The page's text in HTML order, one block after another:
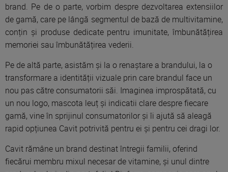
brand. Pe de o parte, vorbim despre dezvoltarea extensiilor
de gamă, care pe lângă segmentul de bază de multivitamine,
conțin și produse dedicate pentru imunitate, îmbunătățirea
memoriei sau îmbunătățirea vederii.
Pe de altă parte, asistăm și la o renaștare a brandului, la o
transformare a identității vizuale prin care brandul face un
nou pas către consumatorii săi. Imaginea improspătată, cu
un nou logo, mascota leuț și indicatii clare despre fiecare
gamă, vine în sprijinul consumatorilor și îi ajută să aleagă
rapid opțiunea Cavit potrivită pentru ei și pentru cei dragi lor.
Cavit rămâne un brand destinat întregii familii, oferind
fiecărui membru mixul necesar de vitamine, și unul dintre